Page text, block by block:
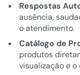
Respostas
ausência,
o atendimento.
Catálogo de
produtos
visualização e